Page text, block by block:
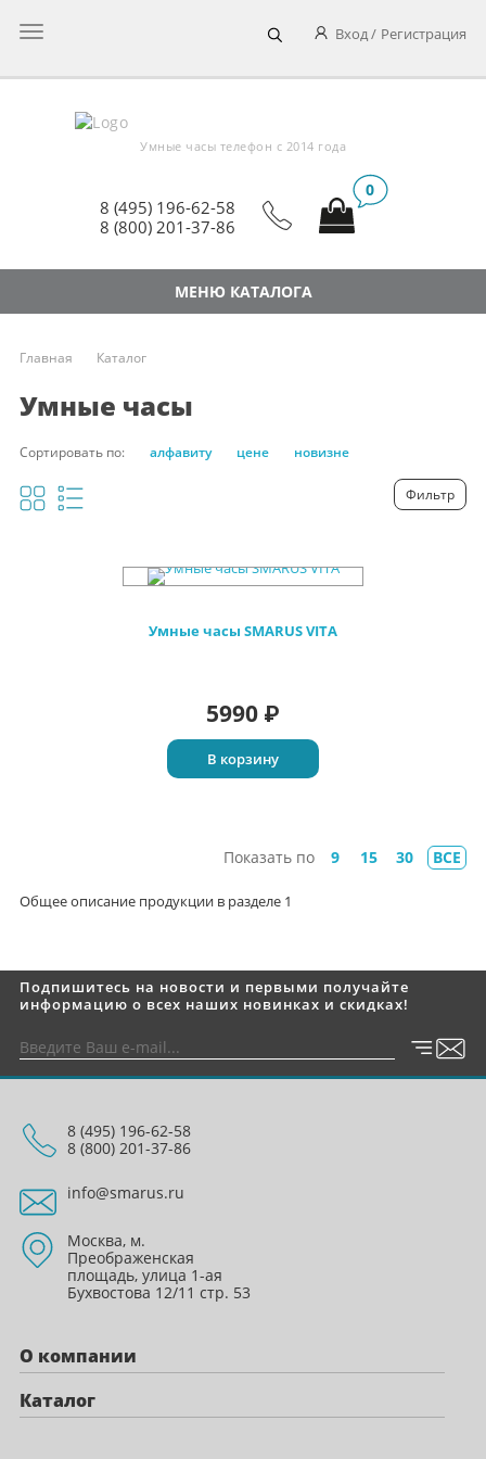
Вход Регистрация
Главное
0
8 (495) 196-62-58
8 (800) 201-37-86
Умные часы телефон c 2014 года
МЕНЮ КАТАЛОГА
Главная Каталог
Умные часы
Сортировать по: алфавиту цене новизне
Фильтр
Умные часы SMARUS VITA
5990 ₽
В корзину
Показать по 9 15 30 ВСЕ
Общее описание продукции в разделе 1
Подпишитесь на новости и первыми получайте
информацию о всех наших новинках и скидках!
8 (495) 196-62-58
8 (800) 201-37-86
info@smarus.ru
Москва, м.
Преображенская
площадь, улица 1-ая
Бухвостова 12/11 стр. 53
О компании
Каталог